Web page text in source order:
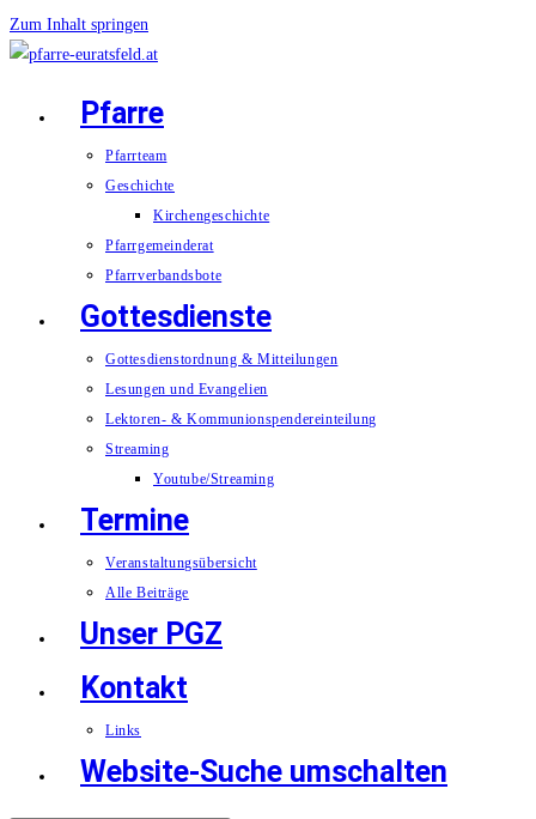
Zum Inhalt springen
Pfarre
Pfarrteam
Geschichte
Kirchengeschichte
Pfarrgemeinderat
Pfarrverbandsbote
Gottesdienste
Gottesdienstordnung & Mitteilungen
Lesungen und Evangelien
Lektoren- & Kommunionspendereinteilung
Streaming
Youtube/Streaming
Termine
Veranstaltungsübersicht
Alle Beiträge
Unser PGZ
Kontakt
Links
Website-Suche umschalten